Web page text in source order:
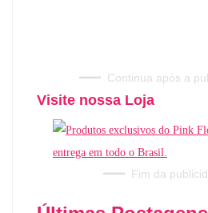
━━━ Continua após a
Visite nossa Loja
━━━ Fim da